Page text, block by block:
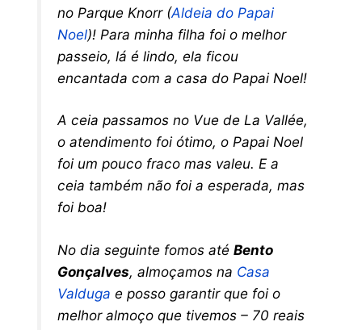
no Parque Knorr (Aldeia do Papai
Noel)! Para minha filha foi o melhor
passeio, lá é lindo, ela ficou
encantada com a casa do Papai Noel!
A ceia passamos no Vue de La Vallée,
o atendimento foi ótimo, o Papai Noel
foi um pouco fraco mas valeu. E a
ceia também não foi a esperada, mas
foi boa!
No dia seguinte fomos até Bento
Gonçalves, almoçamos na Casa
Valduga e posso garantir que foi o
melhor almoço que tivemos – 70 reais